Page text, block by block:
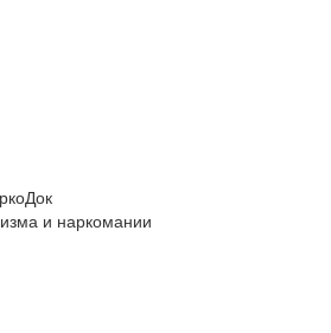
и наркомании